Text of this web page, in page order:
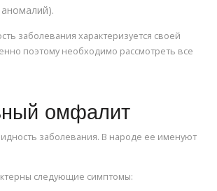
заболевания характеризуется своей
поэтому необходимо рассмотреть все
омфалит
заболевания. В народе ее именуют
следующие симптомы: